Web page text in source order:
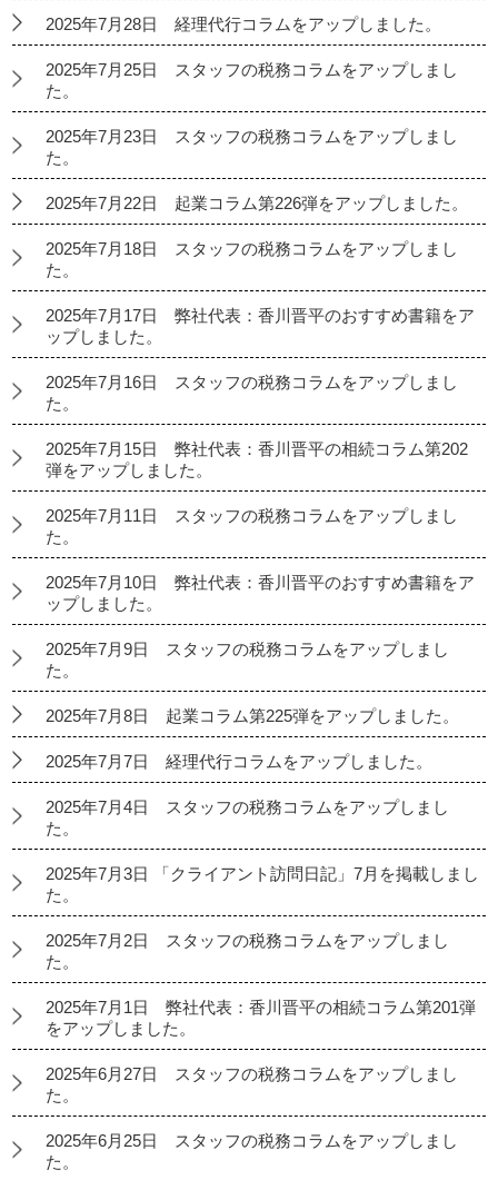
2025年7月28日 経理代行コラムをアップしました。
2025年7月25日 スタッフの税務コラムをアップしまし
た。
2025年7月23日 スタッフの税務コラムをアップしまし
た。
2025年7月22日 起業コラム第226弾をアップしました。
2025年7月18日 スタッフの税務コラムをアップしまし
た。
2025年7月17日 弊社代表：香川晋平のおすすめ書籍をア
ップしました。
2025年7月16日 スタッフの税務コラムをアップしまし
た。
2025年7月15日 弊社代表：香川晋平の相続コラム第202
弾をアップしました。
2025年7月11日 スタッフの税務コラムをアップしまし
た。
2025年7月10日 弊社代表：香川晋平のおすすめ書籍をア
ップしました。
2025年7月9日 スタッフの税務コラムをアップしまし
た。
2025年7月8日 起業コラム第225弾をアップしました。
2025年7月7日 経理代行コラムをアップしました。
2025年7月4日 スタッフの税務コラムをアップしまし
た。
2025年7月3日 「クライアント訪問日記」7月を掲載しまし
た。
2025年7月2日 スタッフの税務コラムをアップしまし
た。
2025年7月1日 弊社代表：香川晋平の相続コラム第201弾
をアップしました。
2025年6月27日 スタッフの税務コラムをアップしまし
た。
2025年6月25日 スタッフの税務コラムをアップしまし
た。